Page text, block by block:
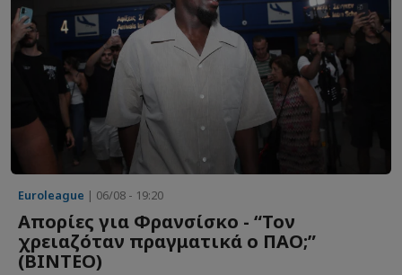
Euroleague | 06/08 - 19:20
Απορίες για Φρανσίσκο - “Τον
χρειαζόταν πραγματικά ο ΠΑΟ;”
(ΒΙΝΤΕΟ)